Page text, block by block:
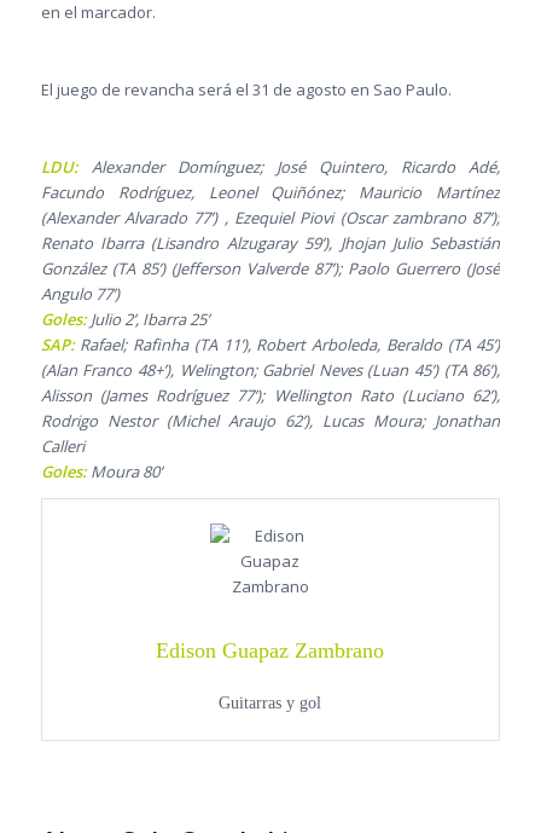
en el marcador.
El juego de revancha será el 31 de agosto en Sao Paulo.
LDU:Alexander Domínguez; José Quintero, Ricardo Adé,
Facundo Rodríguez, Leonel Quiñónez; Mauricio Martínez
(Alexander Alvarado 77’) , Ezequiel Piovi (Oscar zambrano 87’);
Renato Ibarra (Lisandro Alzugaray 59’), Jhojan Julio Sebastián
González (TA 85’) (Jefferson Valverde 87’); Paolo Guerrero (José
Angulo 77’)
Goles:Julio 2’, Ibarra 25’
SAP:Rafael; Rafinha (TA 11’), Robert Arboleda, Beraldo (TA 45’)
(Alan Franco 48+’), Welington; Gabriel Neves (Luan 45’) (TA 86’),
Alisson (James Rodríguez 77’); Wellington Rato (Luciano 62’),
Rodrigo Nestor (Michel Araujo 62’), Lucas Moura; Jonathan
Calleri
Goles:Moura 80’
Edison Guapaz Zambrano
Guitarras y gol